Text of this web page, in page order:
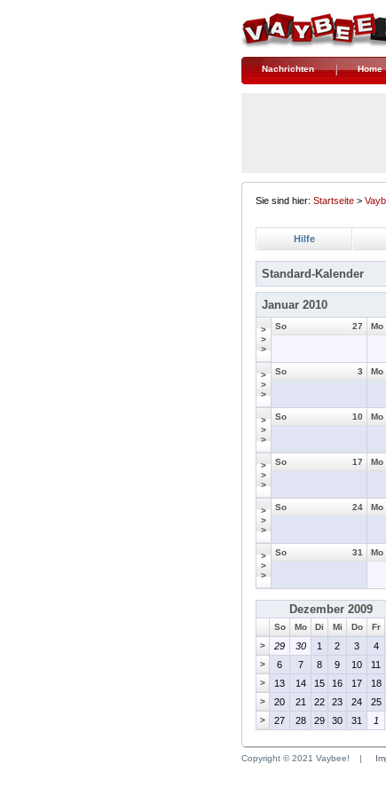
Nachrichten Home
Sie sind hier: Startseite >
Hilfe
Standard-Kalender
Januar 2010
>
>
>
27
So Mo
>
>
>
3
So Mo
>
>
>
10
So Mo
>
>
>
17
So Mo
>
>
>
24
So Mo
>
>
>
31
So Mo
Dezember 2009
So Mo Di Mi Do Fr
>
29 30 1 2 3 4
> 6 7 8 9 10 11
> 13 14 15 16 17 18
> 20 21 22 23 24 25
> 27 28 29 30 31 1
Copyright © 2021 Vaybee! |